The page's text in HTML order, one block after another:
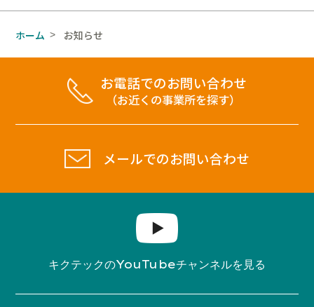
ホーム > お知らせ
お電話でのお問い合わせ
（お近くの事業所を探す）
メールでのお問い合わせ
キクテックのYouTubeチャンネルを見る